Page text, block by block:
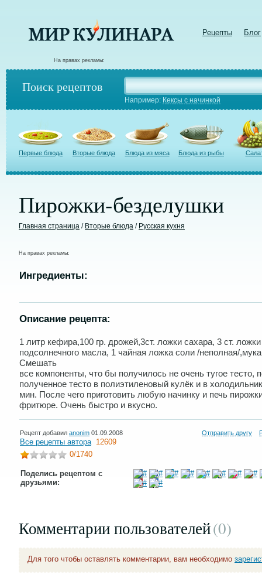
Рецепты Блог
На правах рекламы:
Поиск рецептов
Например: Кексы с начинкой
Первые блюда Вторые блюда Блюда из мяса Блюда из рыбы
Пирожки-безделушки
Главная страница / Вторые блюда / Русская кухня
На правах рекламы:
Ингредиенты:
Описание рецепта:
1 литр кефира,100 гр. дрожей,3ст. ложки сахара, 3 ст. ложки
подсолнечного масла, 1 чайная ложка соли /неполная/,мука
Смешать
все компоненты, что бы получилось не очень тугое тесто,
полученное тесто в полиэтиленовый кулёк и в
мин. После чего приготовить любую начинку и печь
фритюре. Очень быстро и вкусно.
Рецепт добавил anonim 01.09.2008 Отправить другу
Все рецепты автора 12609
0/1740
Поделись рецептом с
друзьями:
Комментарии пользователей(0)
Для того чтобы оставлять комментарии, вам необходимо